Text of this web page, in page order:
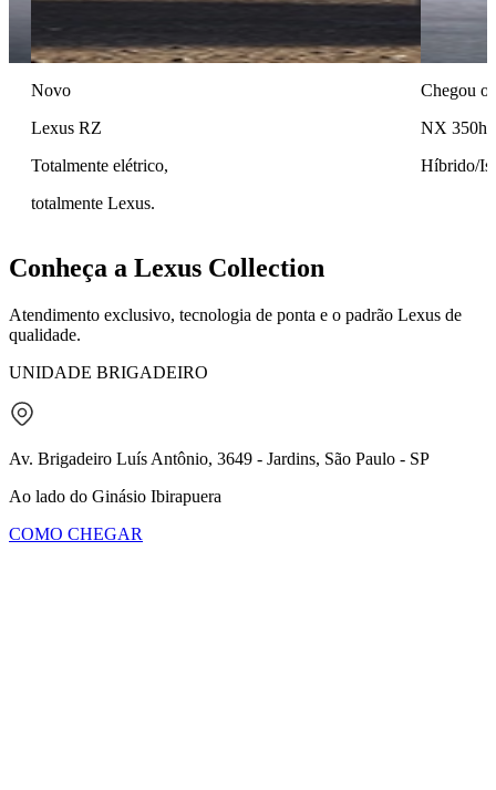
Novo
Lexus RZ
Totalmente elétrico,
totalmente Lexus.
Chegou o
NX 350h
Híbrido/
Conheça a Lexus Collection
Atendimento exclusivo, tecnologia de ponta e o padrão Lexus de
qualidade.
UNIDADE BRIGADEIRO
Av. Brigadeiro Luís Antônio, 3649 - Jardins, São Paulo - SP
Ao lado do Ginásio Ibirapuera
COMO CHEGAR